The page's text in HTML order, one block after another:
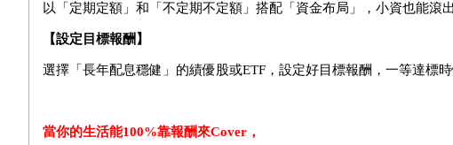
以「定期定額」和「不定期不定額」搭配「資金布局」，小資也能滾
【設定目標報酬】
選擇「長年配息穩健」的績優股或ETF，設定好目標報酬，一等達標
當你的生活能100%靠報酬來Cover，